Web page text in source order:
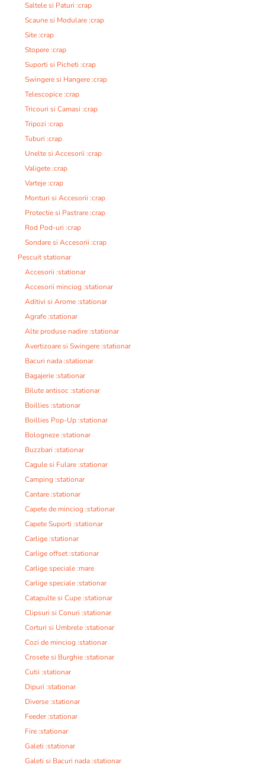
Saltele si Paturi :crap
Scaune si Modulare :crap
Site :crap
Stopere :crap
Suporti si Picheti :crap
Swingere si Hangere :crap
Telescopice :crap
Tricouri si Camasi :crap
Tripozi :crap
Tuburi :crap
Unelte si Accesorii :crap
Valigete :crap
Varteje :crap
Monturi si Accesorii :crap
Protectie si Pastrare :crap
Rod Pod-uri :crap
Sondare si Accesorii :crap
Pescuit stationar
Accesorii :stationar
Accesorii minciog :stationar
Aditivi si Arome :stationar
Agrafe :stationar
Alte produse nadire :stationar
Avertizoare si Swingere :stationar
Bacuri nada :stationar
Bagajerie :stationar
Bilute antisoc :stationar
Boillies :stationar
Boillies Pop-Up :stationar
Bologneze :stationar
Buzzbari :stationar
Cagule si Fulare :stationar
Camping :stationar
Cantare :stationar
Capete de minciog :stationar
Capete Suporti :stationar
Carlige :stationar
Carlige offset :stationar
Carlige speciale :mare
Carlige speciale :stationar
Catapulte si Cupe :stationar
Clipsuri si Conuri :stationar
Corturi si Umbrele :stationar
Cozi de minciog :stationar
Crosete si Burghie :stationar
Cutii :stationar
Dipuri :stationar
Diverse :stationar
Feeder :stationar
Fire :stationar
Galeti :stationar
Galeti si Bacuri nada :stationar